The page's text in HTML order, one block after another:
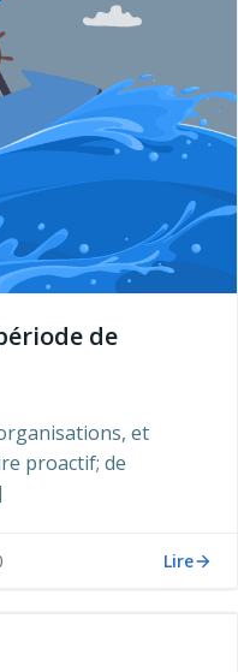
de
et
proactif; de
Lire